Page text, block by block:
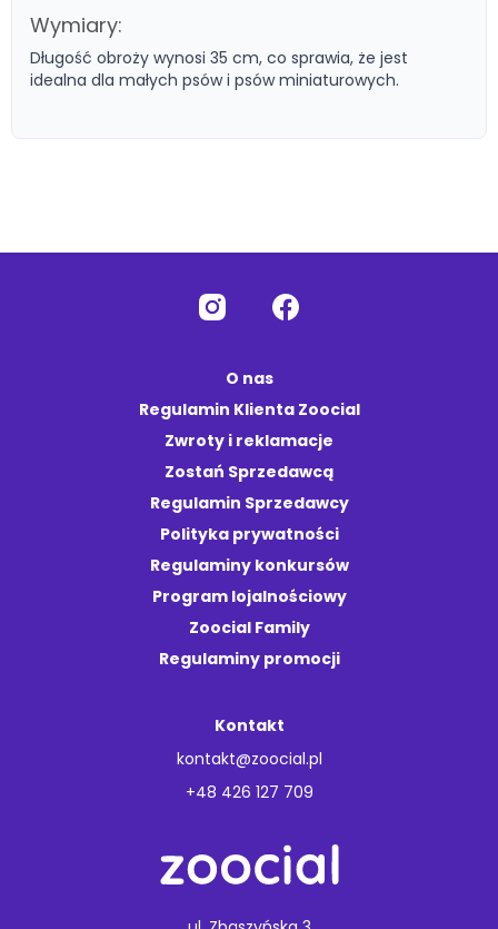
Wymiary:
Długość obroży wynosi 35 cm, co sprawia, że jest
idealna dla małych psów i psów miniaturowych.
O nas
Regulamin Klienta Zoocial
Zwroty i reklamacje
Zostań Sprzedawcą
Regulamin Sprzedawcy
Polityka prywatności
Regulaminy konkursów
Program lojalnościowy
Zoocial Family
Regulaminy promocji
Kontakt
kontakt@zoocial.pl
+48 426 127 709